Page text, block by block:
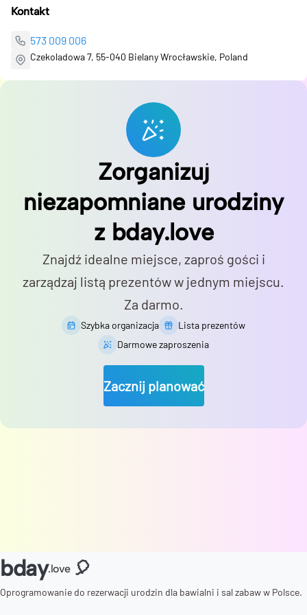
Kontakt
573 009 006
Czekoladowa 7, 55-040 Bielany Wrocławskie, Poland
Zorganizuj
niezapomniane urodziny
z bday.love
Znajdź idealne miejsce, zaproś gości i
zarządzaj listą prezentów w jednym miejscu.
Za darmo.
Szybka organizacja
Lista prezentów
Darmowe zaproszenia
Zacznij planować
bday.love 🎈
Oprogramowanie do rezerwacji urodzin dla bawialni i sal zabaw w Polsce.